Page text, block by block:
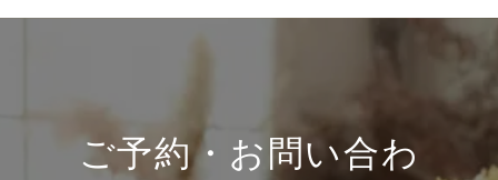
ご予約・お問い合わ